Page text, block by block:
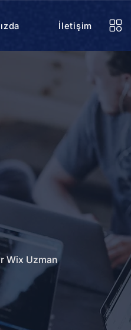
İletişim
Wix Uzman